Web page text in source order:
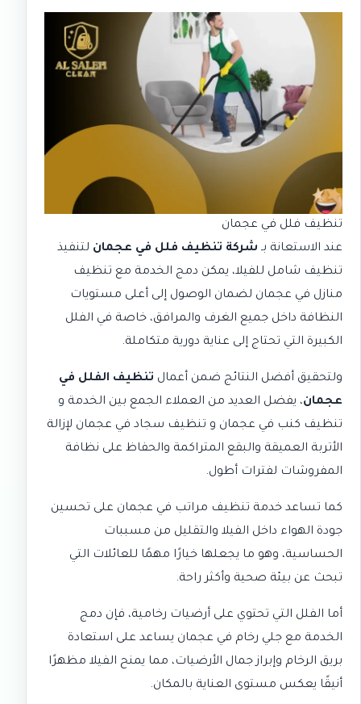
تنظيف فلل في عجمان
عند الاستعانة بـ شركة تنظيف فلل في عجمان لتنفيذ
تنظيف شامل للفيلا، يمكن دمج الخدمة مع تنظيف
منازل في عجمان لضمان الوصول إلى أعلى مستويات
النظافة داخل جميع الغرف والمرافق، خاصة في الفلل
الكبيرة التي تحتاج إلى عناية دورية متكاملة.
ولتحقيق أفضل النتائج ضمن أعمال تنظيف الفلل في
عجمان، يفضل العديد من العملاء الجمع بين الخدمة و
تنظيف كنب في عجمان و تنظيف سجاد في عجمان لإزالة
الأتربة العميقة والبقع المتراكمة والحفاظ على نظافة
المفروشات لفترات أطول.
كما تساعد خدمة تنظيف مراتب في عجمان على تحسين
جودة الهواء داخل الفيلا والتقليل من مسببات
الحساسية، وهو ما يجعلها خيارًا مهمًا للعائلات التي
تبحث عن بيئة صحية وأكثر راحة.
أما الفلل التي تحتوي على أرضيات رخامية، فإن دمج
الخدمة مع جلي رخام في عجمان يساعد على استعادة
بريق الرخام وإبراز جمال الأرضيات، مما يمنح الفيلا مظهرًا
أنيقًا يعكس مستوى العناية بالمكان.